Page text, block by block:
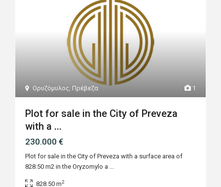
1
Ορυζόμυλος, Πρέβεζα
Plot for sale in the City of Preveza
with a ...
230.000 €
Plot for sale in the City of Preveza with a surface area of ​​
828.50 m2 in the Oryzomylo a ...
828.50 m2